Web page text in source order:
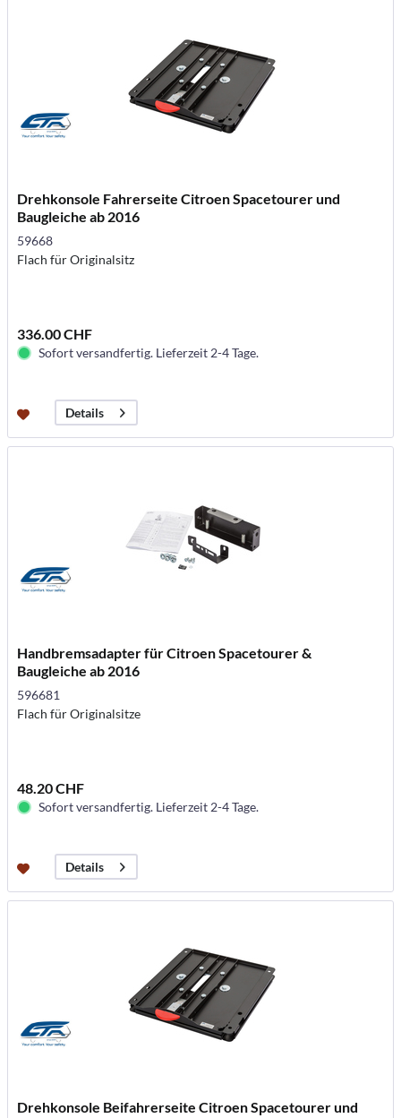
Drehkonsole Fahrerseite Citroen Spacetourer und
Baugleiche ab 2016
59668
Flach für Originalsitz
336.00 CHF
Sofort versandfertig. Lieferzeit 2-4 Tage.
Details
Handbremsadapter für Citroen Spacetourer &
Baugleiche ab 2016
596681
Flach für Originalsitze
48.20 CHF
Sofort versandfertig. Lieferzeit 2-4 Tage.
Details
Drehkonsole Beifahrerseite Citroen Spacetourer und